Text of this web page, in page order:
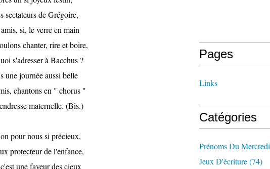
sectateurs de Grégoire,
si, le verre en main
chanter, rire et boire,
s'adresser à Bacchus ?
une journée aussi belle
chantons en " chorus "
maternelle. (Bis.)
pour nous si précieux,
protecteur de l'enfance,
une faveur des cieux
Pages
Links
Catégories
Prénoms Du Mercredi
Jeux D'écriture(74)